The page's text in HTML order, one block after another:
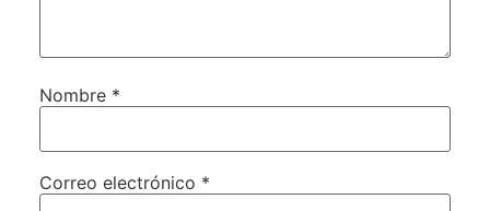
Nombre *
Correo electrónico *